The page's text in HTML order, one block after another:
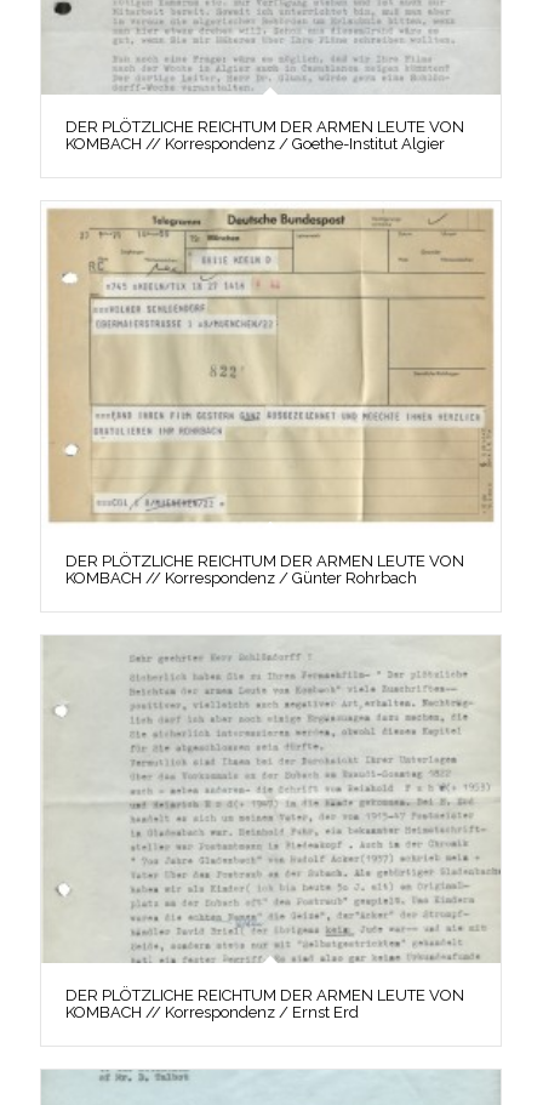
DER PLÖTZLICHE REICHTUM DER ARMEN LEUTE VON
KOMBACH // Korrespondenz / Goethe-Institut Algier
DER PLÖTZLICHE REICHTUM DER ARMEN LEUTE VON
KOMBACH // Korrespondenz / Günter Rohrbach
DER PLÖTZLICHE REICHTUM DER ARMEN LEUTE VON
KOMBACH // Korrespondenz / Ernst Erd